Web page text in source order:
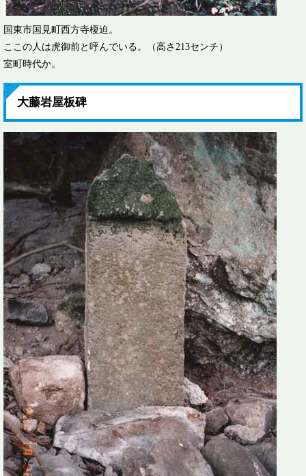
国東市国見町西方寺榎迫。
ここの人は虎御前と呼んでいる。（高さ213センチ）
室町時代か。
大藤岩屋板碑